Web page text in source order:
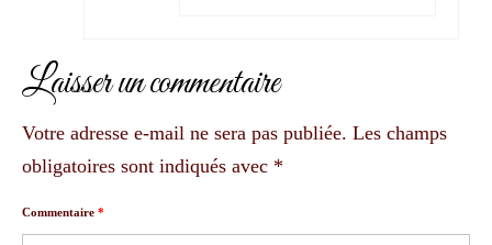
Laisser un commentaire
Votre adresse e-mail ne sera pas publiée. Les champs
obligatoires sont indiqués avec *
Commentaire *